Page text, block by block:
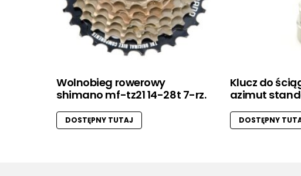
Wolnobieg rowerowy
shimano mf-tz21 14-28t 7-rz.
DOSTĘPNY TUTAJ
Klucz do
azimut
DOSTĘPNY